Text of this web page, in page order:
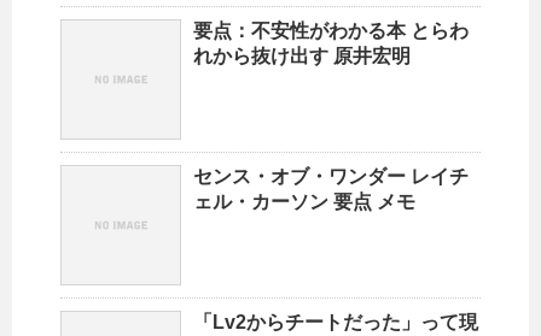
要点：不安性がわかる本 とらわ
れから抜け出す 原井宏明
センス・オブ・ワンダー レイチ
ェル・カーソン 要点 メモ
「Lv2からチートだった」って現